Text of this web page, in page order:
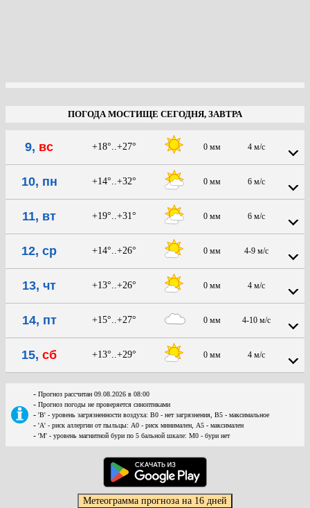
ПОГОДА МОСТИЩЕ СЕГОДНЯ, ЗАВТРА
9, вс +18°..+27° 0 мм 4 м/с
10, пн +14°..+32° 0 мм 6 м/с
11, вт +19°..+31° 0 мм 6 м/с
12, ср +14°..+26° 0 мм 4-9 м/с
13, чт +13°..+26° 0 мм 4 м/с
14, пт +15°..+27° 0 мм 4-10 м/с
15, сб +13°..+29° 0 мм 4 м/с
- Прогноз рассчитан 09.08.2026 в 08:00
- Прогноз погоды не проверяется синоптиками
- 'В' - уровень загрязненности воздуха: В0 - нет загрязнения, В5 - максимальное
- 'А' - риск аллергии от пыльцы: А0 - риск минимален, А5 - максимален
- 'М' - уровень магнитной бури по 5 бальной шкале: М0 - бури нет